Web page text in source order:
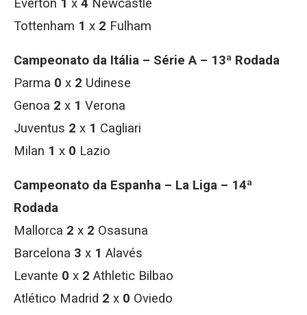
Everton 1 x 4 Newcastle
Tottenham 1 x 2 Fulham
Campeonato da Itália – Série A – 13ª Rodada
Parma 0 x 2 Udinese
Genoa 2 x 1 Verona
Juventus 2 x 1 Cagliari
Milan 1 x 0 Lazio
Campeonato da Espanha – La Liga – 14ª
Rodada
Mallorca 2 x 2 Osasuna
Barcelona 3 x 1 Alavés
Levante 0 x 2 Athletic Bilbao
Atlético Madrid 2 x 0 Oviedo